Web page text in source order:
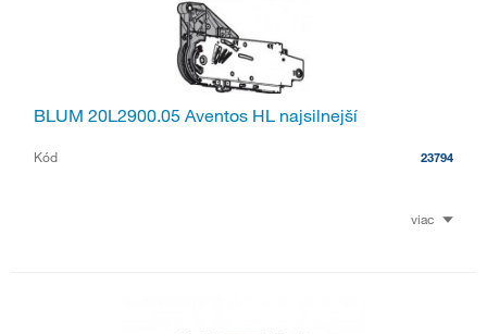
BLUM 20L2900.05 Aventos HL najsilnejší
Kód 23794
viac